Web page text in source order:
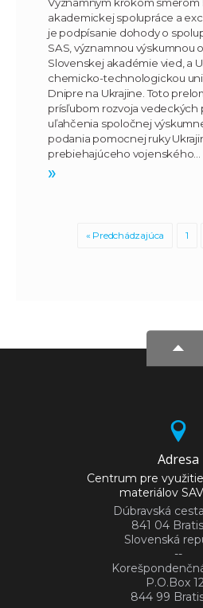
akademickej spolupráce a
je podpísanie dohody o
SAS, významnou výskumnou
Slovenskej akadémie vied, a
chemicko-technologickou
Dnipre na Ukrajine. Toto
prísľubom rozvoja vedeckých
uľahčenia spoločnej
podania pomocnej ruky
prebiehajúceho vojenského…
»
« Predchádzajúca 1
Adresa
Centrum pre
materiálov
Dúbravská
841 04
Slovenská
--
P.O.Box
844 99